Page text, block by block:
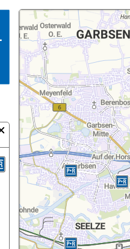
Informationsdialog
schließen
Dieser
Bereich
der
Webseite
zeigt
eine
Landkarte.
Karte
und
Datenquellen
jeweilige
Gebiet
einstellen